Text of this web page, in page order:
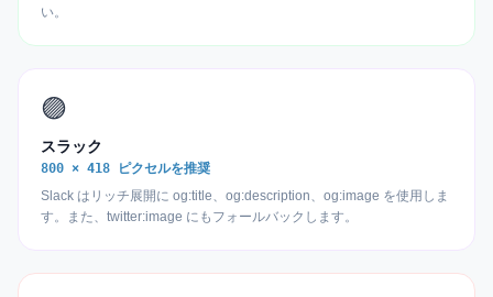
い。
🟣
スラック
800 × 418 ピクセルを推奨
Slack はリッチ展開に og:title、og:description、og:image を使用しま
す。また、twitter:image にもフォールバックします。